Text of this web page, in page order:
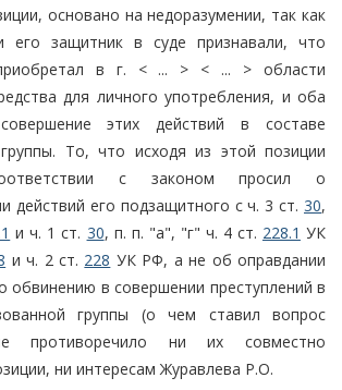
основано на недоразумении, так как
его защитник в суде признавали, что
в г. < ... > < ... > области
для личного употребления, и оба
этих действий в составе
То, что исходя из этой позиции
с законом просил о
действий его подзащитного с ч. 3 ст. 30,
и ч. 1 ст. 30, п. п. "а", "г" ч. 4 ст. 228.1 УК
и ч. 2 ст. 228 УК РФ, а не об оправдании
обвинению в совершении преступлений в
группы (о чем ставил вопрос
противоречило ни их совместно
ни интересам Журавлева Р.О.